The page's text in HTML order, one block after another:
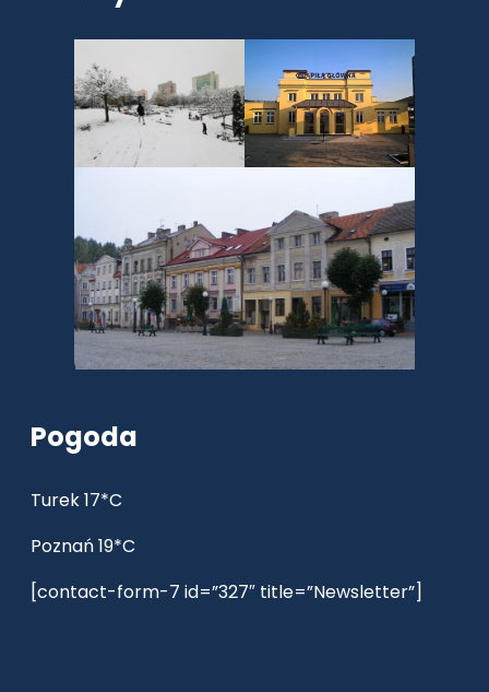
Pogoda
Turek 17*C
Poznań 19*C
[contact-form-7 id=”327″ title=”Newsletter”]